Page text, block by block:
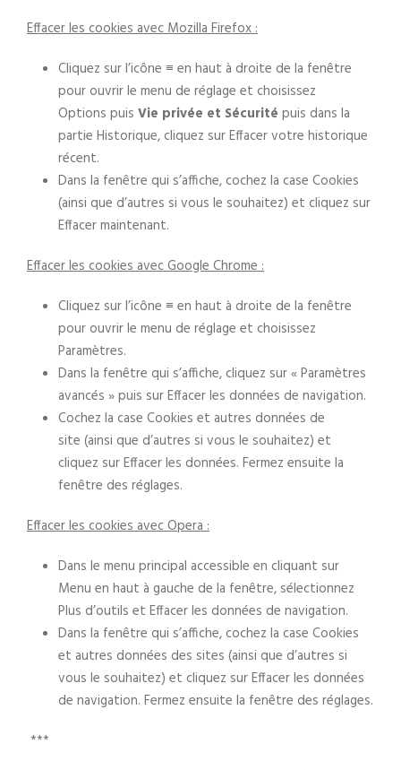
Effacer les cookies avec Mozilla Firefox :
Cliquez sur l’icône ≡ en haut à droite de la fenêtre
pour ouvrir le menu de réglage et choisissez
Options puis Vie privée et Sécurité puis dans la
partie Historique, cliquez sur Effacer votre historique
récent.
Dans la fenêtre qui s’affiche, cochez la case Cookies
(ainsi que d’autres si vous le souhaitez) et cliquez sur
Effacer maintenant.
Effacer les cookies avec Google Chrome :
Cliquez sur l’icône ≡ en haut à droite de la fenêtre
pour ouvrir le menu de réglage et choisissez
Paramètres.
Dans la fenêtre qui s’affiche, cliquez sur « Paramètres
avancés » puis sur Effacer les données de navigation.
Cochez la case Cookies et autres données de
site (ainsi que d’autres si vous le souhaitez) et
cliquez sur Effacer les données. Fermez ensuite la
fenêtre des réglages.
Effacer les cookies avec Opera :
Dans le menu principal accessible en cliquant sur
Menu en haut à gauche de la fenêtre, sélectionnez
Plus d’outils et Effacer les données de navigation.
Dans la fenêtre qui s’affiche, cochez la case Cookies
et autres données des sites (ainsi que d’autres si
vous le souhaitez) et cliquez sur Effacer les données
de navigation. Fermez ensuite la fenêtre des réglages.
***